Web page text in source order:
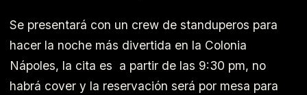
Se presentará con un crew de standuperos para
hacer la noche más divertida en la Colonia
Nápoles, la cita es a partir de las 9:30 pm, no
habrá cover y la reservación será por mesa para